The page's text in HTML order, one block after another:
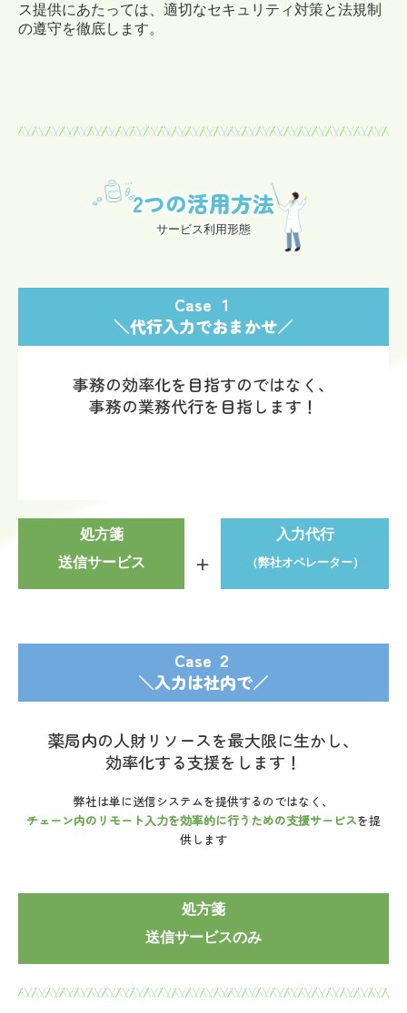
ス提供にあたっては、適切なセキュリティ対策と法規制
の遵守を徹底します。
2つの活用方法
サービス利用形態
Case １
＼代行入力でおまかせ／
事務の効率化を目指すのではなく、
事務の業務代行を目指します！
処方箋
送信サービス
＋
入力代行
（弊社オペレーター）
Case ２
＼入力は社内で／
薬局内の人財リソースを最大限に生かし、
効率化する支援をします！
弊社は単に送信システムを提供するのではなく、
チェーン内のリモート入力を効率的に行うための支援サービスを提
供します
処方箋
送信サービスのみ